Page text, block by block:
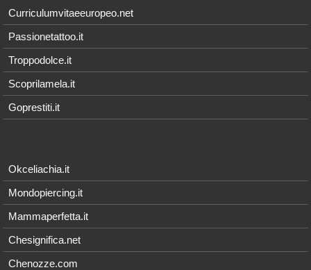
Curriculumvitaeeuropeo.net
Passionetattoo.it
Troppodolce.it
Scoprilamela.it
Goprestiti.it
Okceliachia.it
Mondopiercing.it
Mammaperfetta.it
Chesignifica.net
Chenozze.com